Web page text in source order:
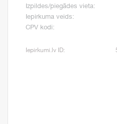
Izpildes/piegādes vieta:
Iepirkuma veids:
CPV kodi:
Iepirkumi.lv ID: